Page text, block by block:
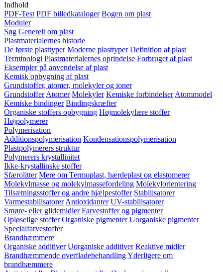
Indhold
PDF-Test PDF billedkataloger Bogen om plast
Moduler
Søg Generelt om plast
Plastmaterialernes historie
De første plasttyper Moderne plasttyper Definition af plast
Terminologi Plastmaterialernes oprindelse Forbruget af plast
Eksempler på anvendelse af plast
Kemisk opbygning af plast
Grundstoffer, atomer, molekyler og ioner
Grundstoffer Atomer Molekyler Kemiske forbindelser Atommodel
Kemiske bindinger Bindingskræfter
Organiske stoffers opbygning Højmolekylære stoffer
Højpolymerer
Polymerisation
Additionspolymerisation Kondensationspolymerisation
Plastpolymerers struktur
Polymerers krystallinitet
Ikke-krystallinske stoffer
Sfærolitter Mere om Termoplast, hærdeplast og elastomerer
Molekylmasse og molekylmassefordeling Molekylorientering
Tilsætningsstoffer og andre hjælpestoffer Stabilisatorer
Varmestabilisatorer Antioxidanter UV-stabilisatorer
Smøre- eller glidemidler Farvestoffer og pigmenter
Opløselige stoffer Organiske pigmenter Uorganiske pigmenter
Specialfarvestoffer
Brandhæmmere
Organiske additiver Uorganiske additiver Reaktive midler
Brandhæmmende overfladebehandlingYderligere om
brandhæmmere